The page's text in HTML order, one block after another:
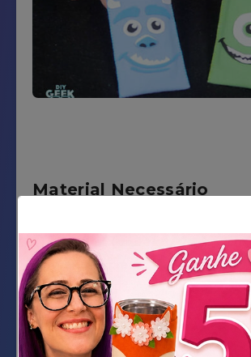
Material Necessário
Feltros (azul claro, verde
branco e preto)
Tesoura
Agulha
Linha na cor azul e verde